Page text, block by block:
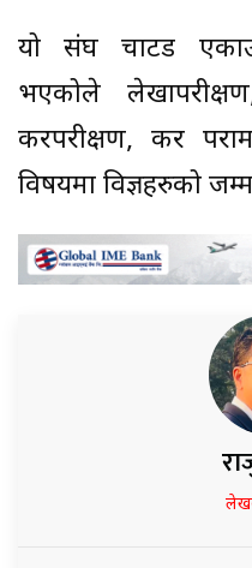
यो संघ चार्टड
भएकोले
करपरीक्षण, कर
विषयमा विज्ञहरुको